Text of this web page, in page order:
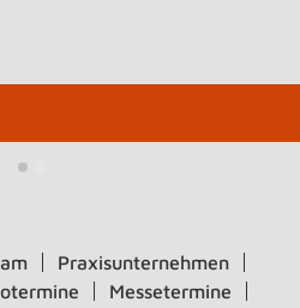
Praxisunternehmen
Messetermine